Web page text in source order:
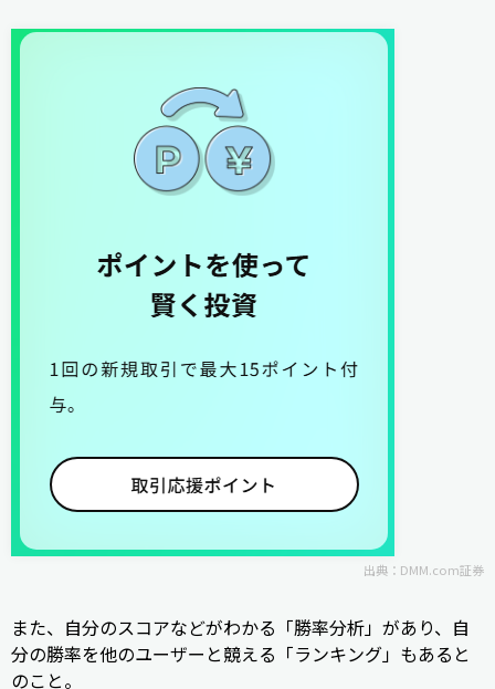
出典： DMM.com証券
また、自分のスコアなどがわかる「勝率分析」があり、自
分の勝率を他のユーザーと競える「ランキング」もあると
のこと。